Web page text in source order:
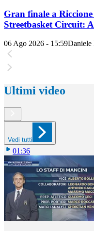
Gran finale a
Streetbasket Circuit:
06 Ago 2026 - 15:59Daniele
Ultimi video
Vedi tutti
01:36